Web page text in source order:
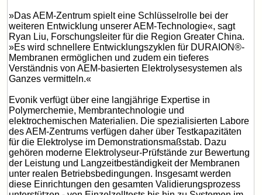
»Das AEM-Zentrum spielt eine Schlüsselrolle bei der
weiteren Entwicklung unserer AEM-Technologie«, sagt
Ryan Liu, Forschungsleiter für die Region Greater China.
»Es wird schnellere Entwicklungszyklen für DURAION®-
Membranen ermöglichen und zudem ein tieferes
Verständnis von AEM-basierten Elektrolysesystemen als
Ganzes vermitteln.«
Evonik verfügt über eine langjährige Expertise in
Polymerchemie, Membrantechnologie und
elektrochemischen Materialien. Die spezialisierten Labore
des AEM-Zentrums verfügen daher über Testkapazitäten
für die Elektrolyse im Demonstrationsmaßstab. Dazu
gehören moderne Elektrolyseur-Prüfstände zur Bewertung
der Leistung und Langzeitbeständigkeit der Membranen
unter realen Betriebsbedingungen. Insgesamt werden
diese Einrichtungen den gesamten Validierungsprozess